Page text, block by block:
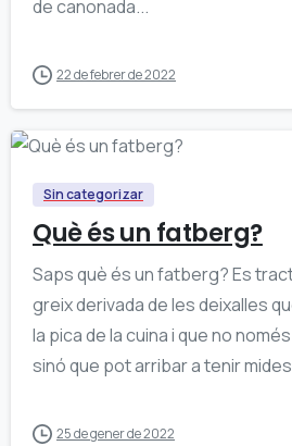
de canonada...
22 de febrer de 2022
Sin categorizar
Què és un fatberg?
Saps què és un fatberg? Es
greix derivada de les deixalles
la pica de la cuina i que no
sinó que pot arribar a tenir
25 de gener de 2022